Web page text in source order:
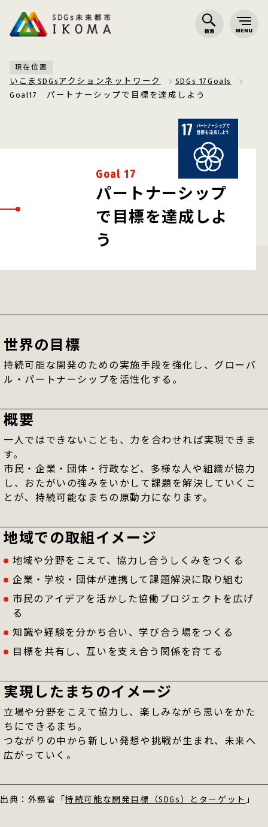
現在位置
いこまSDGsアクションネットワーク
SDGs 17Goals
Goal17 パートナーシップで目標を達成しよう
Goal 17
パートナーシップ
で目標を達成しよ
う
世界の目標
持続可能な開発のための実施手段を強化し、グローバ
ル・パートナーシップを活性化する。
概要
一人ではできないことも、力を合わせれば実現できま
す。
市民・企業・団体・行政など、多様な人や組織が協力
し、おたがいの強みをいかして課題を解決していくこ
とが、持続可能なまちの原動力になります。
地域での取組イメージ
地域や分野をこえて、協力し合うしくみをつくる
企業・学校・団体が連携して課題解決に取り組む
市民のアイデアを活かした協働プロジェクトを広げ
る
知識や経験を分かち合い、学び合う場をつくる
目標を共有し、互いを支え合う関係を育てる
実現した まちのイメージ
立場や分野をこえて協力し、楽しみながら思いをかた
ちにできるまち。
つながりの中から新しい発想や挑戦が生まれ、未来へ
広がっていく。
出典：外務省「持続可能な開発目標（SDGs）とターゲット 」